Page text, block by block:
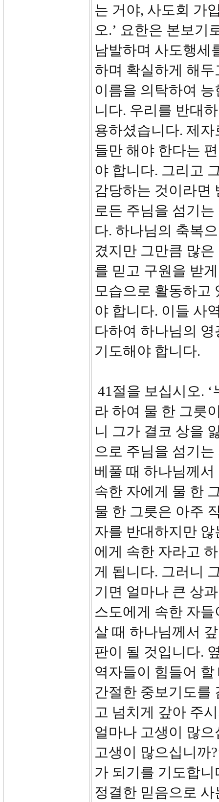
는 거야, 사도회 가
오.’ 요한은 본보기
남발하며 사도행세
하며 확실하게 해
이름을 의탁하여
니다. 우리를 반대
용하셨습니다. 제
들만 해야 한다는
야 합니다. 그리고
감당하는 것이라면
로든 주님을 섬기
다. 하나님의 축복
겼지만 그만큼 많
를 믿고 구원을 받
모습으로 활동하고
야 합니다. 이들 사
다하여 하나님의
기도해야 합니다.
41절을 보십시오.
라 하여 물 한 그릇
니 그가 결코 상을
으로 주님을 섬기
베풀 때 하나님께
속한 자에게 물 한
물 한 그릇은 아주
자를 반대하지만
에게 속한 자라고
게 됩니다. 그러니
기면 얼마나 큰 상
스도에게 속한 자
살 때 하나님께서
판이 될 것입니다.
역자들이 힘들어
간절한 중보기도를
고 넘치게 갚아 주
얼마나 고생이 많
고생이 많으십니까
가 되기를 기도합
정결한 믿음으로